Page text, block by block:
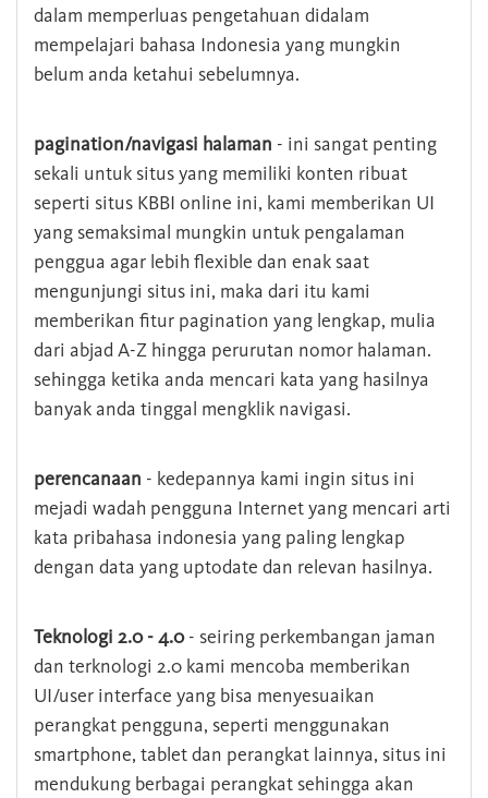
dalam memperluas pengetahuan didalam
mempelajari bahasa Indonesia yang mungkin
belum anda ketahui sebelumnya.
pagination/navigasi halaman - ini sangat penting
sekali untuk situs yang memiliki konten ribuat
seperti situs KBBI online ini, kami memberikan UI
yang semaksimal mungkin untuk pengalaman
penggua agar lebih flexible dan enak saat
mengunjungi situs ini, maka dari itu kami
memberikan fitur pagination yang lengkap, mulia
dari abjad A-Z hingga perurutan nomor halaman.
sehingga ketika anda mencari kata yang hasilnya
banyak anda tinggal mengklik navigasi.
perencanaan - kedepannya kami ingin situs ini
mejadi wadah pengguna Internet yang mencari arti
kata pribahasa indonesia yang paling lengkap
dengan data yang uptodate dan relevan hasilnya.
Teknologi 2.0 - 4.0- seiring perkembangan jaman
dan terknologi 2.0 kami mencoba memberikan
UI/user interface yang bisa menyesuaikan
perangkat pengguna, seperti menggunakan
smartphone, tablet dan perangkat lainnya, situs ini
mendukung berbagai perangkat sehingga akan